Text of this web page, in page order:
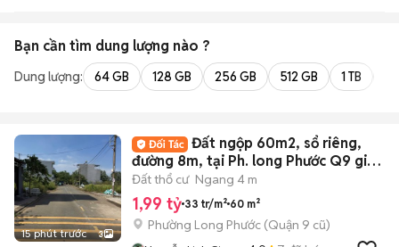
Bạn cần tìm dung lượng nào ?
Dung lượng: 64 GB 128 GB 256 GB 512 GB 1 TB
15 phút trước 3
Đất ngộp 60m2, sổ riêng,
đường 8m, tại Ph. long Phước Q9 giá 1
tỷ 990
Đất thổ cư Ngang 4 m
1,99 tỷ 33 tr/m² 60 m²
Phường Long Phước (Quận 9 cũ)